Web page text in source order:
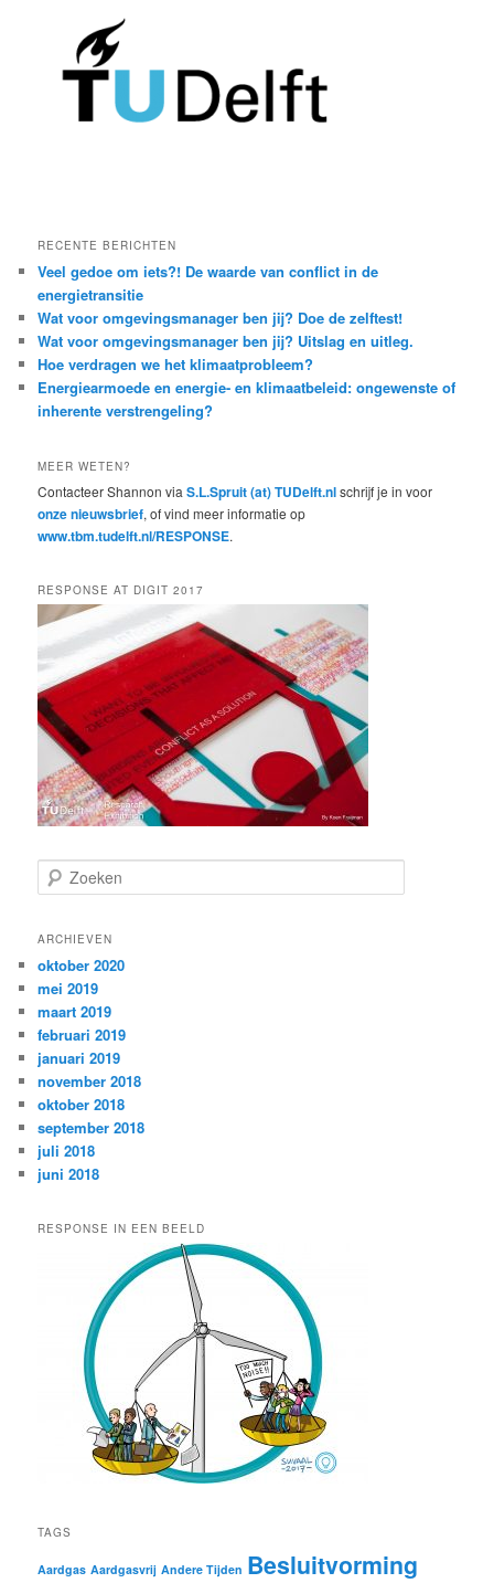
RECENTE BERICHTEN
Veel gedoe om iets?! De waarde van conflict in de
energietransitie
Wat voor omgevingsmanager ben jij? Doe de zelftest!
Wat voor omgevingsmanager ben jij? Uitslag en uitleg.
Hoe verdragen we het klimaatprobleem?
Energiearmoede en energie- en klimaatbeleid: ongewenste of
inherente verstrengeling?
MEER WETEN?
Contacteer Shannon viaS.L.Spruit (at) TUDelft.nlschrijf je in voor
onze nieuwsbrief, of vind meer informatie op
www.tbm.tudelft.nl/RESPONSE.
RESPONSE AT DIGIT 2017
o
k
n
ARCHIEVEN
oktober 2020
mei 2019
maart 2019
februari 2019
januari 2019
november 2018
oktober 2018
september 2018
juli 2018
juni 2018
RESPONSE IN EEN BEELD
TAGS
Aardgas Aardgasvrij Andere Tijden Besluitvorming